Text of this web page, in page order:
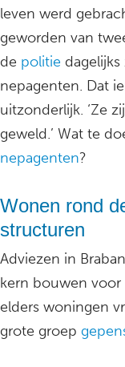
leven werd
geworden van
de politie
nepagenten. Dat
uitzonderlijk. ‘Ze
geweld.’ Wat te
nepagenten?
Wonen rond
structuren
Adviezen in
kern bouwen voor
elders woningen
grote groep